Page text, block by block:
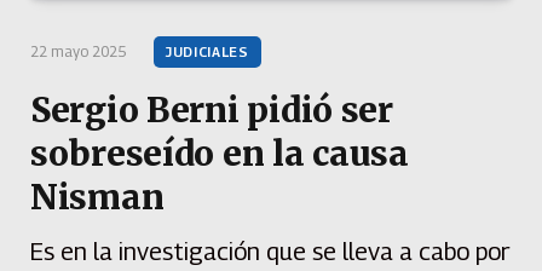
22 mayo 2025 JUDICIALES
Sergio Berni pidió ser
sobreseído en la causa
Nisman
Es en la investigación que se lleva a cabo por